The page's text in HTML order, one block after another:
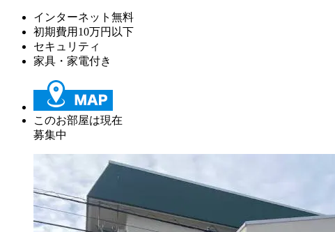
インターネット無料
初期費用10万円以下
セキュリティ
家具・家電付き
このお部屋は現在
募集中